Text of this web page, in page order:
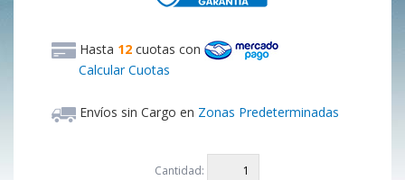
Hasta 12 cuotas con
Calcular Cuotas
Envíos sin Cargo en Zonas Predeterminadas
Cantidad: